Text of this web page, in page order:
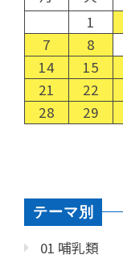
1
7
8
14
15
21
22
28
29
テーマ別
01 哺乳類